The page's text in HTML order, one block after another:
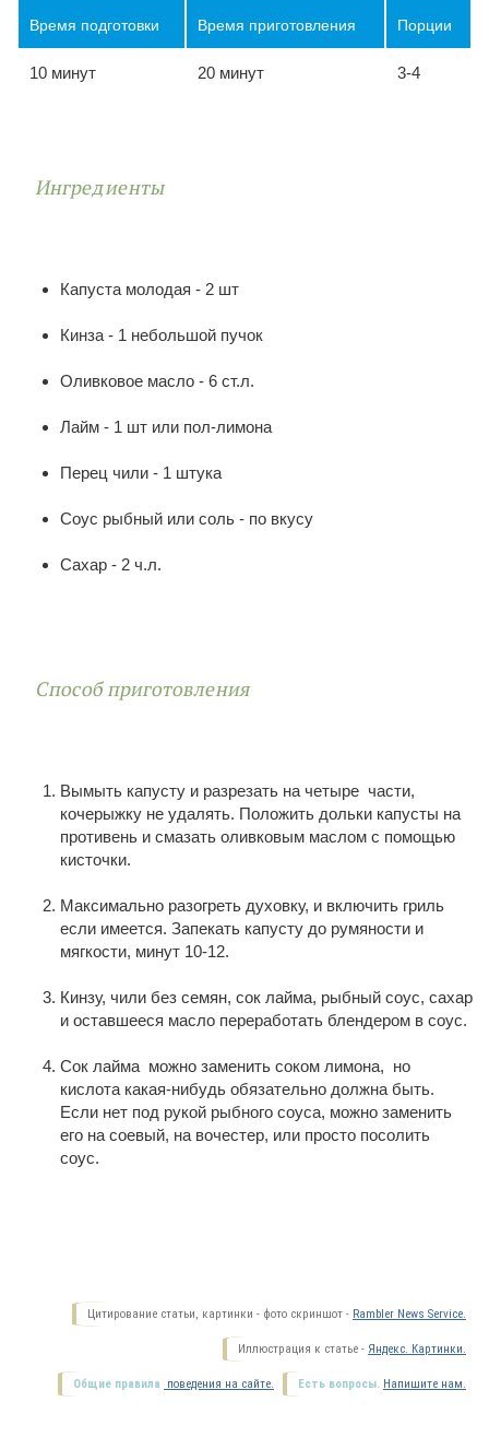
Время подготовки Время приготовления Порции
10 минут 20 минут 3-4
Ингредиенты
Капуста молодая - 2 шт
Кинза - 1 небольшой пучок
Оливковое масло - 6 ст.л.
Лайм - 1 шт или пол-лимона
Перец чили - 1 штука
Соус рыбный или соль - по вкусу
Сахар - 2 ч.л.
Способ приготовления
Вымыть капусту и разрезать на четыре части,
кочерыжку не удалять. Положить дольки капусты на
противень и смазать оливковым маслом с помощью
кисточки.
Максимально разогреть духовку, и включить гриль
если имеется. Запекать капусту до румяности и
мягкости, минут 10-12.
Кинзу, чили без семян, сок лайма, рыбный соус, сахар
и оставшееся масло переработать блендером в соус.
Сок лайма можно заменить соком лимона, но
кислота какая-нибудь обязательно должна быть.
Если нет под рукой рыбного соуса, можно заменить
его на соевый, на вочестер, или просто посолить
соус.
Цитирование статьи, картинки - фото скриншот - Rambler News Service.
Иллюстрация к статье - Яндекс. Картинки.
Есть вопросы. Напишите нам.
Общие правила поведения на сайте.